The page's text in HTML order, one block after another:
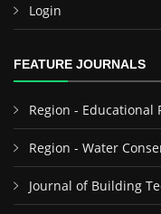
Login
FEATURE JOURNALS
Region - Educational
Region - Water
Journal of Building